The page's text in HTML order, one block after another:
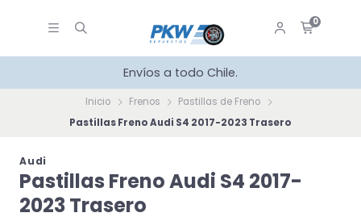
0
Envíos a todo Chile.
Inicio Frenos
Pastillas de Freno
Pastillas Freno Audi S4 2017-2023 Trasero
Audi
Pastillas Freno Audi S4 2017-
2023 Trasero